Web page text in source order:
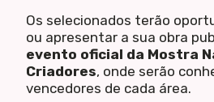
Os selecionados terão
ou apresentar a sua obra
evento oficial da Mostra
Criadores, onde serão
vencedores de cada área.